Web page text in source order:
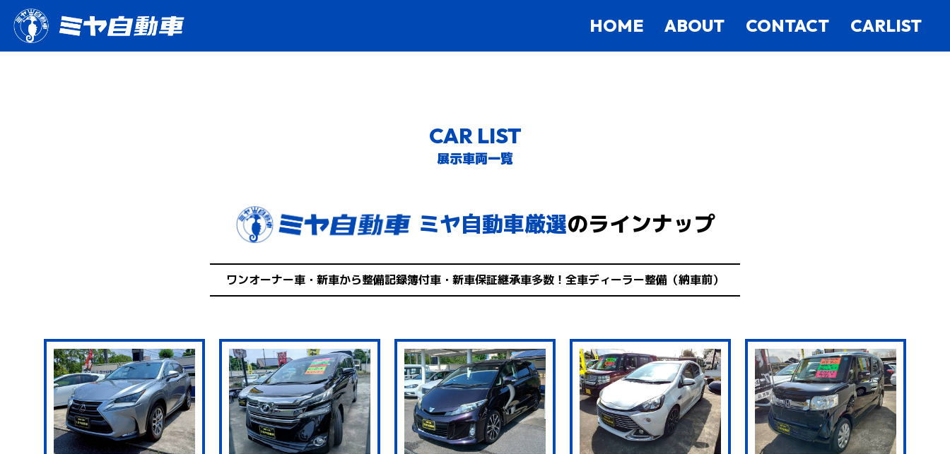
HOME ABOUT CONTACT CARLIST
CAR LIST
展示車両一覧
ミヤ自動車厳選のラインナップ
ワンオーナー車・新車から整備記録簿付車・新車保証継承車多数！ 全車ディーラー整備（納車前）